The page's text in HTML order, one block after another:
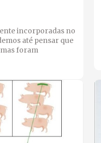
incorporadas no
até pensar que
foram